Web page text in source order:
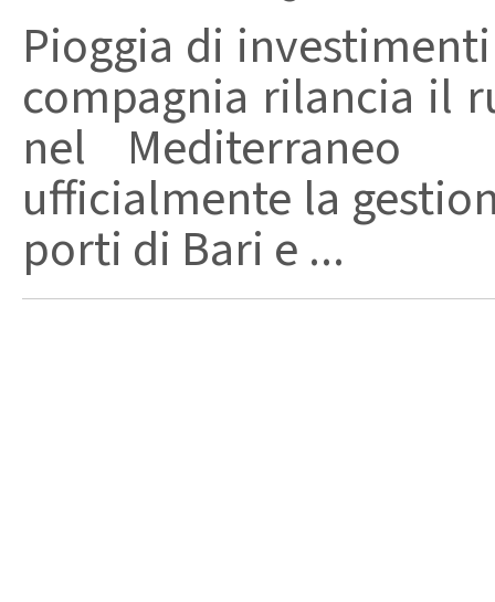
Pioggia di
compagnia rilancia il
nel Mediterraneo
ufficialmente la
porti di Bari e ...